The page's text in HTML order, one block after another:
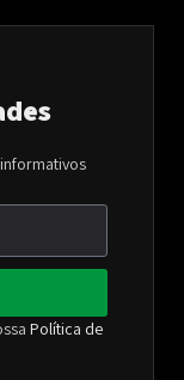
Política de